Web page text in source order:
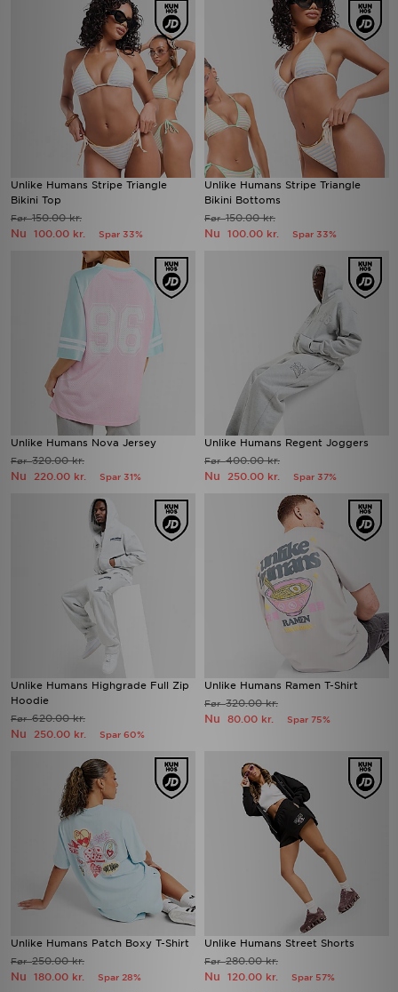
Unlike Humans Stripe Triangle
Bikini Top
Før150.00 kr.
Nu 100.00 kr. Spar 33%
Unlike Humans Stripe Triangle
Bikini Bottoms
Før150.00 kr.
Nu 100.00 kr. Spar 33%
Unlike Humans Nova Jersey
Før320.00 kr.
Nu 220.00 kr. Spar 31%
Unlike Humans Regent Joggers
Før400.00 kr.
Nu 250.00 kr. Spar 37%
Unlike Humans Highgrade Full Zip
Hoodie
Før620.00 kr.
Nu 250.00 kr. Spar 60%
Unlike Humans Ramen T-Shirt
Før320.00 kr.
Nu 80.00 kr. Spar 75%
Unlike Humans Patch Boxy T-Shirt
Før250.00 kr.
Nu 180.00 kr. Spar 28%
Unlike Humans Street Shorts
Før280.00 kr.
Nu 120.00 kr. Spar 57%